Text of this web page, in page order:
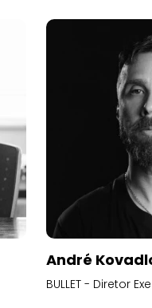
André
BULLET - Diretor